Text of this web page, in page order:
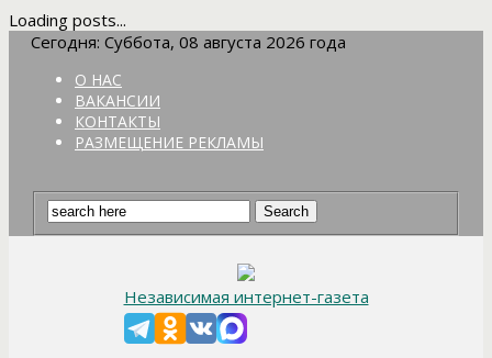
Loading posts...
Сегодня: Суббота, 08 августа 2026 года
О НАС
ВАКАНСИИ
КОНТАКТЫ
РАЗМЕЩЕНИЕ РЕКЛАМЫ
Независимая интернет-газета